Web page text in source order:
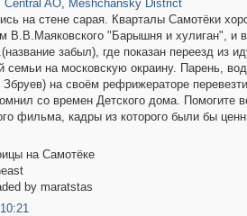
Central AO, Meshchansky District
на стене сарая. Кварталы Самотёки
В.В.Маяковского "Барышня и хулиган", и в
забыл), где показан переезд из
на московскую окраину. Парень,
на своём рефрижераторе
со времен Детского дома. Помогите
фильма, кадры из которого были бы
на Самотёке
by maratstas